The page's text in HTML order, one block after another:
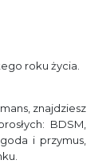
roku życia.
znajdziesz
BDSM,
i przymus,